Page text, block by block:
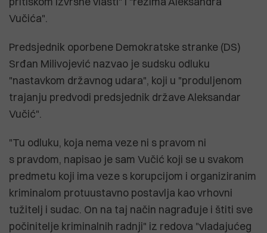
Vučića".
Predsjednik oporbene Demokratske stranke (DS)
Srđan Milivojević nazvao je sudsku odluku
"nastavkom državnog udara", koji u "produljenom
trajanju predvodi predsjednik države Aleksandar
Vučić".
"Tu odluku, koja nema veze ni s pravom ni
s pravdom, napisao je sam Vučić koji se u svakom
predmetu koji ima veze s korupcijom i organiziranim
kriminalom protuustavno postavlja kao vrhovni
tužitelj i sudac. On na taj način nagrađuje i štiti sve
počinitelje kriminalnih radnji" iz redova "vladajućeg